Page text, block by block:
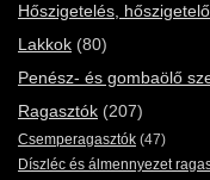
Hőszigetelés,
Lakkok (80)
Penész- és gombaölő
Ragasztók (207)
Csemperagasztók (47)
Díszléc és álmennyezet